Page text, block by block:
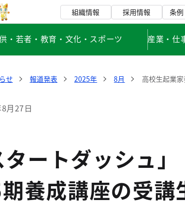
組織情報 採用情報 条
・若者・教育・文化・スポーツ 産業・仕
せ 報道発表 2025年 8月 高校生起業
月27日
タートダッシュ
養成講座の受講